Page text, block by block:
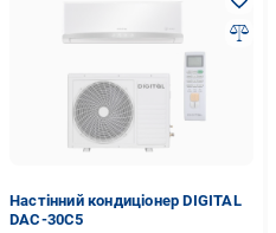
Настінний кондиціонер DIGITAL
DAC-30C5